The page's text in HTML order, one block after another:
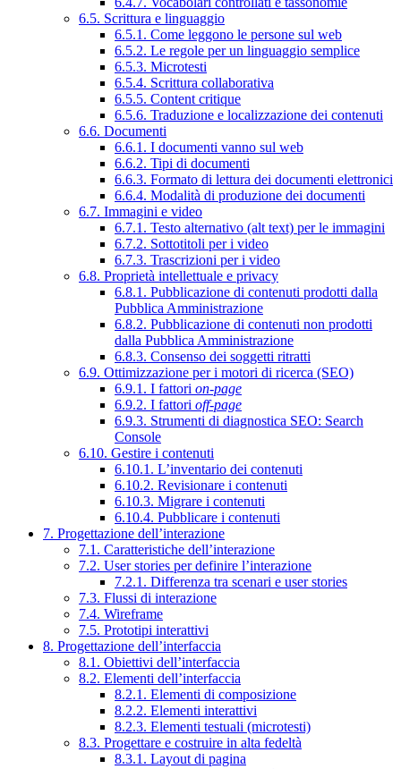
6.5. Scrittura e linguaggio
6.5.1. Come leggono le persone sul web
6.5.2. Le regole per un linguaggio semplice
6.5.3. Microtesti
6.5.4. Scrittura collaborativa
6.5.5. Content critique
6.5.6. Traduzione e localizzazione dei contenuti
6.6. Documenti
6.6.1. I documenti vanno sul web
6.6.2. Tipi di documenti
6.6.3. Formato di lettura dei documenti elettronici
6.6.4. Modalità di produzione dei documenti
6.7. Immagini e video
6.7.1. Testo alternativo (alt text) per le immagini
6.7.2. Sottotitoli per i video
6.7.3. Trascrizioni per i video
6.8. Proprietà intellettuale e privacy
6.8.1. Pubblicazione di contenuti prodotti dalla
Pubblica Amministrazione
6.8.2. Pubblicazione di contenuti non prodotti
dalla Pubblica Amministrazione
6.8.3. Consenso dei soggetti ritratti
6.9. Ottimizzazione per i motori di ricerca (SEO)
6.9.1. I fattori on-page
6.9.2. I fattori off-page
6.9.3. Strumenti di diagnostica SEO: Search
Console
6.10. Gestire i contenuti
6.10.1. L’inventario dei contenuti
6.10.2. Revisionare i contenuti
6.10.3. Migrare i contenuti
6.10.4. Pubblicare i contenuti
7. Progettazione dell’interazione
7.1. Caratteristiche dell’interazione
7.2. User stories per definire l’interazione
7.2.1. Differenza tra scenari e user stories
7.3. Flussi di interazione
7.4. Wireframe
7.5. Prototipi interattivi
8. Progettazione dell’interfaccia
8.1. Obiettivi dell’interfaccia
8.2. Elementi dell’interfaccia
8.2.1. Elementi di composizione
8.2.2. Elementi interattivi
8.2.3. Elementi testuali (microtesti)
8.3. Progettare e costruire in alta fedeltà
8.3.1. Layout di pagina